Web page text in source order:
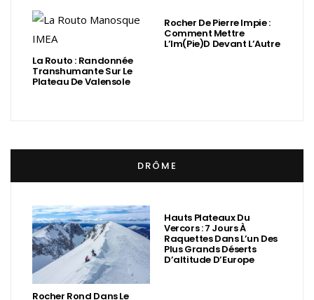
La Routo : Randonnée
Transhumante Sur Le
Plateau De Valensole
Rocher De Pierre Impie :
Comment Mettre
L’Im(Pie)d Devant L’Autre
DRÔME
Rocher Rond Dans Le
Hauts Plateaux Du
Vercors : 7 Jours À
Raquettes Dans L’un Des
Plus Grands Déserts
D’altitude D’Europe